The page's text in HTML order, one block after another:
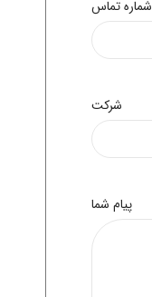
شماره تماس
شرکت
پیام شما